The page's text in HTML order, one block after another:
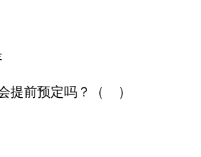
肴是
提前预定吗？（ ）